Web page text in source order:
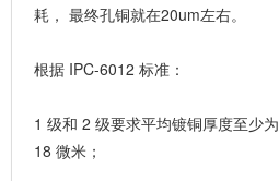
耗， 最终孔铜就在20um左右。
根据 IPC-6012 标准：
1 级和 2 级要求平均镀铜厚度至少
18 微米；